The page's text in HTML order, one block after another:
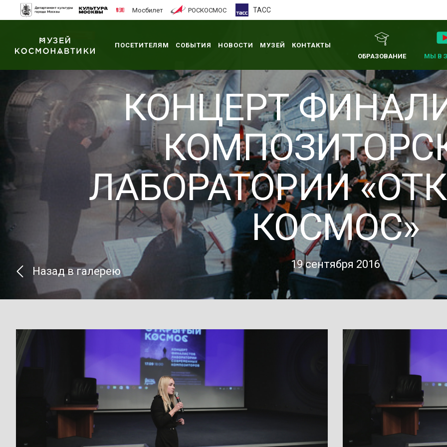
Мосбилет РОСКОСМОС ТАСС
ПОСЕТИТЕЛЯМ СОБЫТИЯ НОВОСТИ МУЗЕЙ
КОНТАКТЫ
ОБРАЗОВАНИЕ
МЫ В
КОНЦЕРТ
ЛАБОРАТОРИИ
КОСМОС»
19 сентября 2016
Назад в галерею